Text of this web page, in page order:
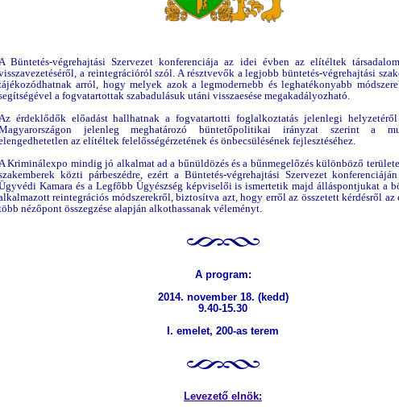
Büntetés-végrehajtási Szervezet konferenciája az idei évben az elítéltek
a reintegrációról szól. A résztvevők a legjobb büntetés-végrehajtási
arról, hogy melyek azok a legmodernebb és leghatékonyabb
a fogvatartottak szabadulásuk utáni visszaesése megakadályozható.
érdeklődők előadást hallhatnak a fogvatartotti foglalkoztatás jelenlegi
jelenleg meghatározó büntetőpolitikai irányzat szerint a
az elítéltek felelősségérzetének és önbecsülésének fejlesztéséhez.
Kriminálexpo mindig jó alkalmat ad a bűnüldözés és a bűnmegelőzés különböző
közti párbeszédre, ezért a Büntetés-végrehajtási Szervezet
Kamara és a Legfőbb Ügyészség képviselői is ismertetik majd álláspontjukat a
reintegrációs módszerekről, biztosítva azt, hogy erről az összetett kérdésről az
nézőpont összegzése alapján alkothassanak véleményt.
A program:
2014. november 18. (kedd)
9.40-15.30
I. emelet, 200-as terem
Levezető elnök: